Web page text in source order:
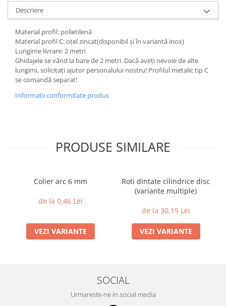
Descriere
Material profil: polietilenă
Material profil C: oțel zincat(disponibil și în variantă inox)
Lungime livrare: 2 metri
Ghidajele se vând la bare de 2 metri. Dacă aveți nevoie de alte
lungimi, solicitați ajutor personalului nostru! Profilul metalic tip C
se comandă separat!
Informatii conformitate produs
PRODUSE SIMILARE
Colier arc 6 mm
de la 0,46 Lei
VEZI VARIANTE
Roti dintate cilindrice disc
(variante multiple)
de la 30,19 Lei
VEZI VARIANTE
SOCIAL
Urmareste-ne in social media